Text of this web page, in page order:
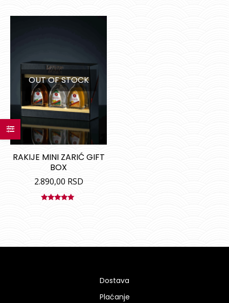
OUT OF STOCK
RAKIJE MINI ZARIĆ GIFT
BOX
2.890,00 RSD
Dostava
Plaćanje